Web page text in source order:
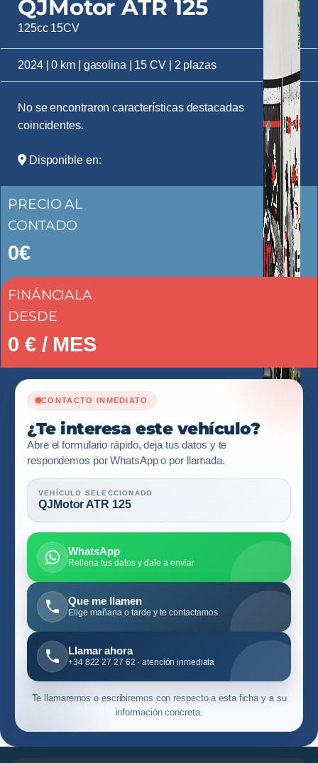
QJMotor ATR 125
125cc 15CV
2024 | 0 km | gasolina | 15 CV | 2 plazas
No se encontraron características destacadas
coincidentes.
Disponible en:
PRECIO AL
CONTADO
0€
FINÁNCIALA
DESDE
0 € / MES
CONTACTO INMEDIATO
¿Te interesa este vehículo?
Abre el formulario rápido, deja tus datos y te
respondemos por WhatsApp o por llamada.
VEHÍCULO SELECCIONADO
QJMotor ATR 125
WhatsApp
Rellena tus datos y dale a enviar
Que me llamen
Elige mañana o tarde y te contactamos
Llamar ahora
+34 822 27 27 62 · atención inmediata
Te llamaremos o escribiremos con respecto a esta ficha y a su
información concreta.